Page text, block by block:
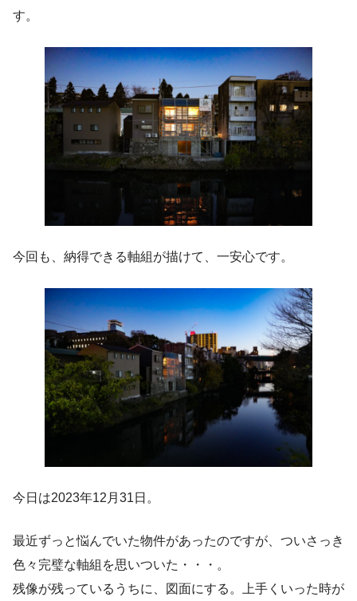
す。
今回も、納得できる軸組が描けて、一安心です。
今日は2023年12月31日。
最近ずっと悩んでいた物件があったのですが、ついさっき
色々完璧な軸組を思いついた・・・。
残像が残っているうちに、図面にする。上手くいった時が